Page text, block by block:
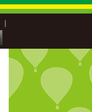
｜